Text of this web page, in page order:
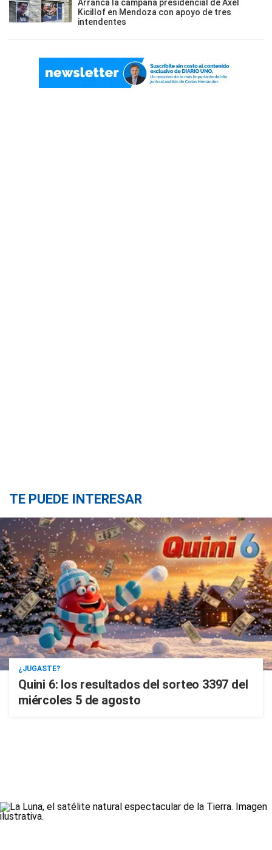
Arranca la campaña presidencial de Axel
Kicillof en Mendoza con apoyo de tres
intendentes
TE PUEDE INTERESAR
¿JUGASTE?
Quini 6: los resultados del sorteo 3397 del
miércoles 5 de agosto